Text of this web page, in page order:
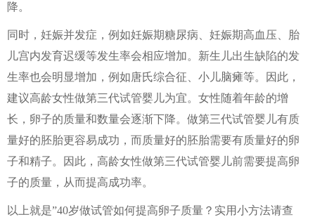
降。
同时，妊娠并发症，例如妊娠期糖尿病、妊娠期高血压、胎
儿宫内发育迟缓等发生率会相应增加。新生儿出生缺陷的发
生率也会明显增加，例如唐氏综合征、小儿脑瘫等。因此，
建议高龄女性做第三代试管婴儿为宜。女性随着年龄的增
长，卵子的质量和数量会逐渐下降。做第三代试管婴儿有质
量好的胚胎更容易成功，而质量好的胚胎需要有质量好的卵
子和精子。因此，高龄女性做第三代试管婴儿前需要提高卵
子的质量，从而提高成功率。
以上就是”40岁做试管如何提高卵子质量？实用小方法请查